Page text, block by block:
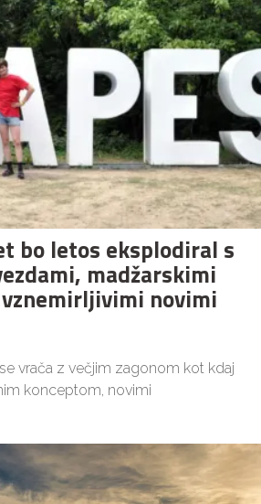
bo letos eksplodiral s
madžarskimi
novimi
vrača z večjim zagonom kot kdaj
konceptom, novimi